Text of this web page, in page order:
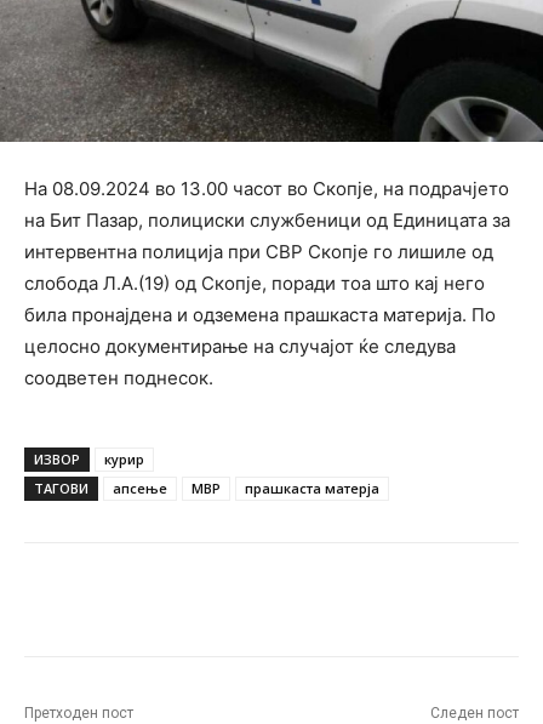
На 08.09.2024 во 13.00 часот во Скопје, на подрачјето
на Бит Пазар, полициски службеници од Единицата за
интервентна полиција при СВР Скопје го лишиле од
слобода Л.А.(19) од Скопје, поради тоа што кај него
била пронајдена и одземена прашкаста материја. По
целосно документирање на случајот ќе следува
соодветен поднесок.
ИЗВОР
курир
ТАГОВИ
апсење МВР прашкаста матерја
Претходен пост Следен пост